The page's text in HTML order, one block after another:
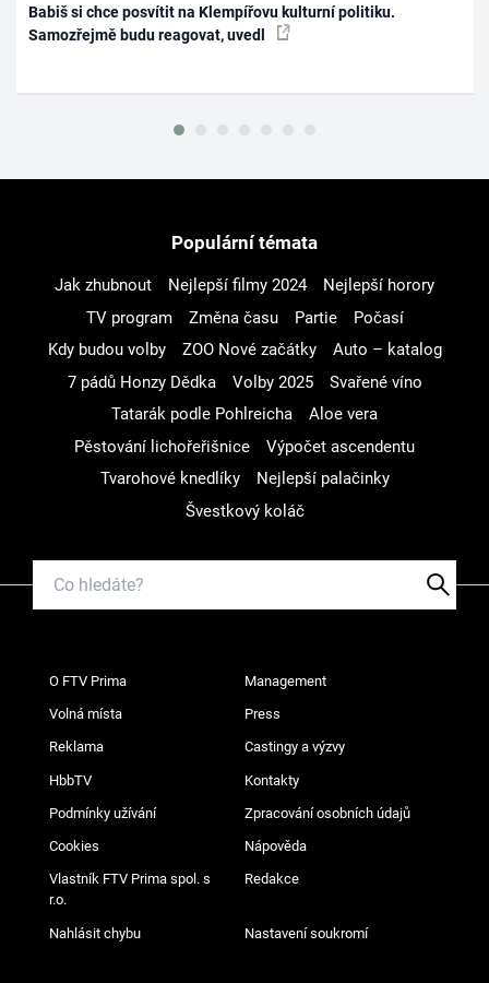
Babiš si chce posvítit na Klempířovu kulturní politiku.
Samozřejmě budu reagovat, uvedl
Populární témata
Jak zhubnout Nejlepší filmy 2024
Nejlepší horory
TV program
Změna času Partie
Počasí
Kdy budou volby
ZOO Nové začátky
Auto – katalog
7 pádů Honzy Dědka
Volby 2025
Svařené víno
Tatarák podle Pohlreicha
Aloe vera
Pěstování lichořeřišnice
Výpočet ascendentu
Tvarohové knedlíky
Nejlepší palačinky
Švestkový koláč
O FTV Prima Management
Volná místa Press
Reklama Castingy a výzvy
HbbTV Kontakty
Podmínky užívání Zpracování osobních údajů
Cookies Nápověda
Vlastník FTV Prima spol. s
r.o.
Redakce
Nahlásit chybu Nastavení soukromí